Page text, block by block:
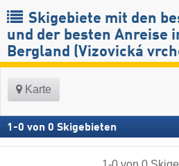
Skigebiete mit den
und der besten Anreise
Bergland (Vizovická
Karte
1 -0 von 0 Skigebieten